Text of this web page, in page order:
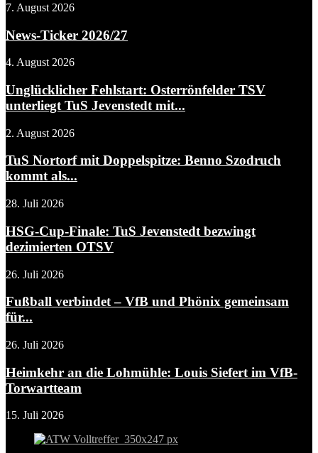
7. August 2026
News-Ticker 2026/27
4. August 2026
Unglücklicher Fehlstart: Osterrönfelder TSV
unterliegt TuS Jevenstedt mit...
2. August 2026
TuS Nortorf mit Doppelspitze: Benno Szodruch
kommt als...
28. Juli 2026
HSG-Cup-Finale: TuS Jevenstedt bezwingt
dezimierten OTSV
26. Juli 2026
Fußball verbindet – VfB und Phönix gemeinsam
für...
26. Juli 2026
Heimkehr an die Lohmühle: Louis Siefert im VfB-
Torwartteam
15. Juli 2026